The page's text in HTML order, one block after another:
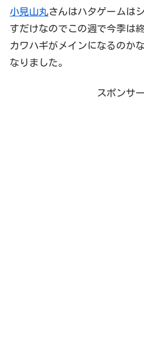
小見山丸さんはハタゲームは
すだけなのでこの週で今季は
カワハギがメインになるのか
なりました。
スポンサ